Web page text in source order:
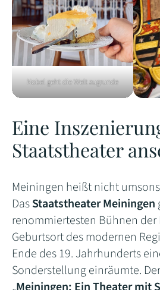
Nobel geht die Welt zugrunde
Eine
Staatstheater
Meiningen heißt nicht
DasStaatstheater Meiningen
renommiertesten Bühnen
Geburtsort des modernen
Ende des 19. Jahrhunderts
Sonderstellung einräumte.